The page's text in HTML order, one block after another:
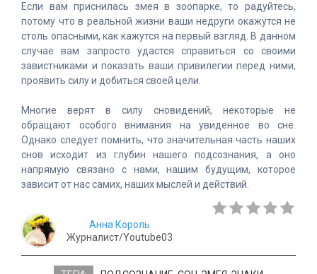
Если вам приснилась змея в зоопарке, то радуйтесь,
потому что в реальной жизни ваши недруги окажутся не
столь опасными, как кажутся на первый взгляд. В данном
случае вам запросто удастся справиться со своими
завистниками и показать ваши привилегии перед ними,
проявить силу и добиться своей цели.
Многие верят в силу сновидений, некоторые не
обращают особого внимания на увиденное во сне.
Однако следует помнить, что значительная часть наших
снов исходит из глубин нашего подсознания, а оно
напрямую связано с нами, нашим будущим, которое
зависит от нас самих, наших мыслей и действий.
Анна Король
Журналист/Youtube03